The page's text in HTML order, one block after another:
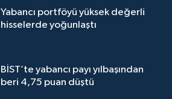
Yabancı portföyü yüksek değerli
hisselerde yoğunlaştı
BİST’te yabancı payı yılbaşından
beri 4,75 puan düştü